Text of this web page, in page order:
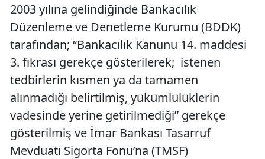
2003 yılına gelindiğinde Bankacılık
Düzenleme ve Denetleme Kurumu (BDDK)
tarafından; “Bankacılık Kanunu 14. maddesi
3. fıkrası gerekçe gösterilerek; istenen
tedbirlerin kısmen ya da tamamen
alınmadığı belirtilmiş, yükümlülüklerin
vadesinde yerine getirilmediği” gerekçe
gösterilmiş ve İmar Bankası Tasarruf
Mevduatı Sigorta Fonu’na (TMSF)